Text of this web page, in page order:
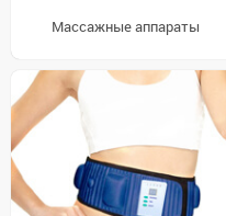
Массажные аппараты